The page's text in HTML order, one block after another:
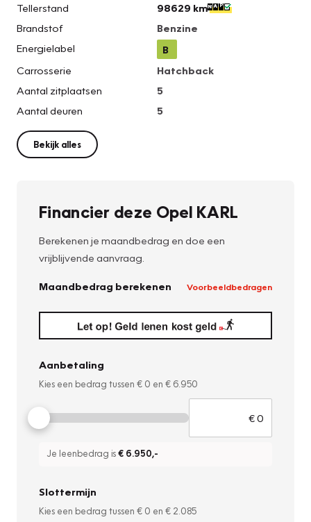
Tellerstand
98629 km
Brandstof
Benzine
Energielabel
B
Carrosserie
Hatchback
Aantal zitplaatsen
5
Aantal deuren
5
Bekijk alles
Financier deze Opel KARL
Berekenen je maandbedrag en doe een
vrijblijvende aanvraag.
Maandbedrag berekenen Voorbeeldbedragen
Aanbetaling
Kies een bedrag tussen € 0 en € 6.950
Je leenbedrag is€ 6.950,-
Slottermijn
Kies een bedrag tussen € 0 en € 2.085